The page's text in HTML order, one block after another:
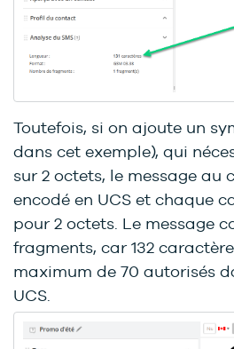
Toutefois, si on ajoute un
dans cet exemple), qui
sur 2 octets, le message au
encodé en UCS et chaque
pour 2 octets. Le message
fragments, car 132
maximum de 70 autorisés
UCS.